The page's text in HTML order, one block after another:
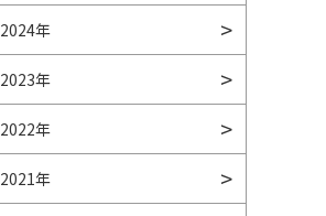
2024年
2023年
2022年
2021年